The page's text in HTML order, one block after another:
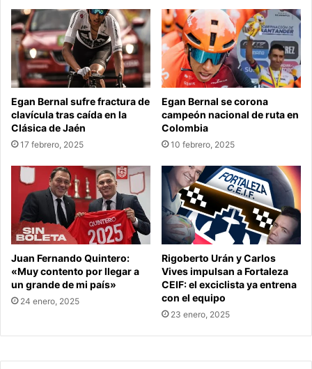
Egan Bernal sufre fractura de
clavícula tras caída en la
Clásica de Jaén
17 febrero, 2025
Egan Bernal se corona
campeón nacional de ruta en
Colombia
10 febrero, 2025
Juan Fernando Quintero:
«Muy contento por llegar a
un grande de mi país»
24 enero, 2025
Rigoberto Urán y Carlos
Vives impulsan a Fortaleza
CEIF: el exciclista ya entrena
con el equipo
23 enero, 2025